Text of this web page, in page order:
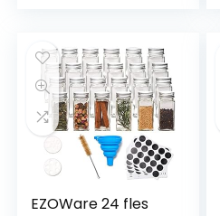
EZOWare 24 fles